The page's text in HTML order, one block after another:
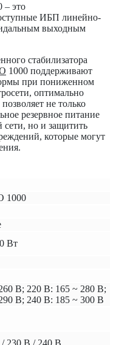
это
ИБП линейно-
выходным
стабилизатора
1000 поддерживают
при пониженном
оптимально
не только
резервное питание
сети, но и защитить
которые могут
Вт
В; 220 В: 165 ~ 280 В;
В; 240 В: 185 ~ 300 В
230 В / 240 В